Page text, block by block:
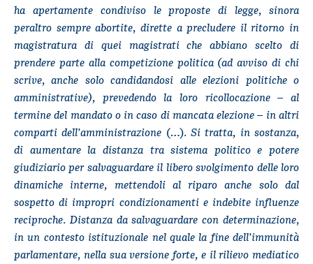
ha apertamente condiviso le proposte di legge, sinora
peraltro sempre abortite, dirette a precludere il ritorno in
magistratura di quei magistrati che abbiano scelto di
prendere parte alla competizione politica (ad avviso di chi
scrive, anche solo candidandosi alle elezioni politiche o
amministrative), prevedendo la loro ricollocazione – al
termine del mandato o in caso di mancata elezione – in altri
comparti dell’amministrazione (…). Si tratta, in sostanza,
di aumentare la distanza tra sistema politico e potere
giudiziario per salvaguardare il libero svolgimento delle loro
dinamiche interne, mettendoli al riparo anche solo dal
sospetto di impropri condizionamenti e indebite influenze
reciproche. Distanza da salvaguardare con determinazione,
in un contesto istituzionale nel quale la fine dell’immunità
parlamentare, nella sua versione forte, e il rilievo mediatico